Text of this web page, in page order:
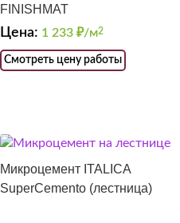
FINISHMAT
Цена: 1 233 ₽/м2
Смотреть цену работы
Микроцемент ITALICA
SuperCemento (лестница)